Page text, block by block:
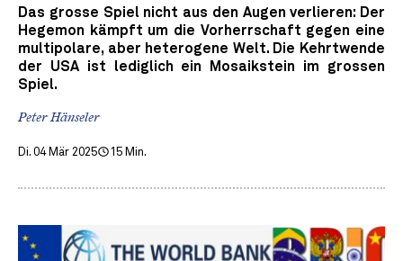
Das grosse Spiel nicht aus den Augen verlieren: Der
Hegemon kämpft um die Vorherrschaft gegen eine
multipolare, aber heterogene Welt. Die Kehrtwende
der USA ist lediglich ein Mosaikstein im grossen
Spiel.
Peter Hänseler
Di. 04 Mär 2025 15 Min.